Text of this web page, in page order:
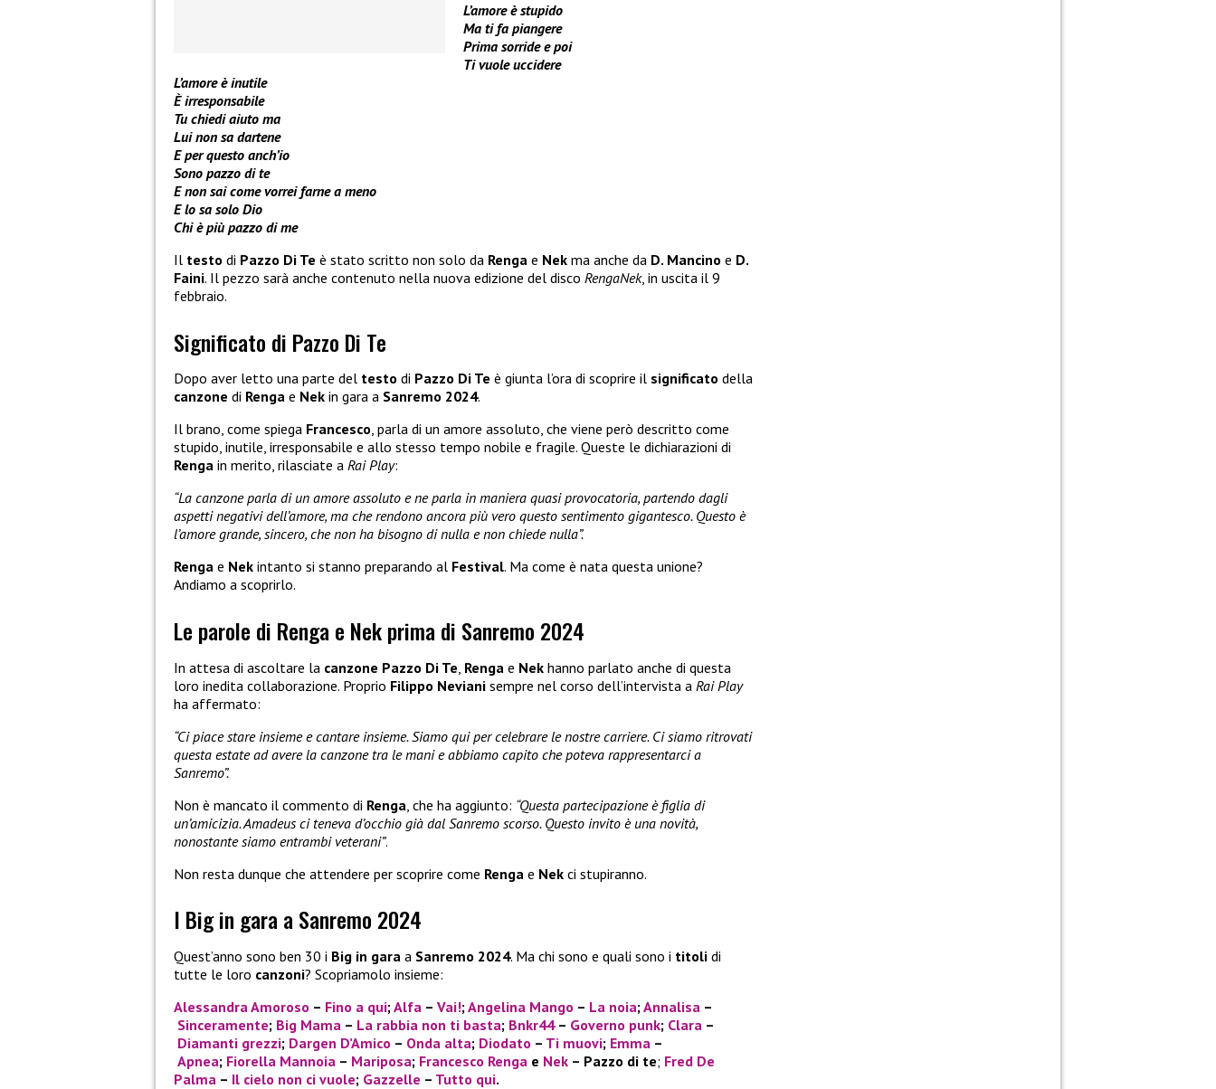
L’amore è stupido
Ma ti fa piangere
Prima sorride e poi
Ti vuole uccidere
L’amore è inutile
È irresponsabile
Tu chiedi aiuto ma
Lui non sa dartene
E per questo anch’io
Sono pazzo di te
E non sai come vorrei farne a meno
E lo sa solo Dio
Chi è più pazzo di me
Il testo di Pazzo Di Te è stato scritto non solo da Renga e Nek ma anche da D. Mancino e D.
Faini. Il pezzo sarà anche contenuto nella nuova edizione del disco RengaNek, in uscita il 9
febbraio.
Significato di Pazzo Di Te
Dopo aver letto una parte del testo di Pazzo Di Te è giunta l’ora di scoprire il significato della
canzone di Renga e Nek in gara a Sanremo 2024.
Il brano, come spiega Francesco, parla di un amore assoluto, che viene però descritto come
stupido, inutile, irresponsabile e allo stesso tempo nobile e fragile. Queste le dichiarazioni di
Renga in merito, rilasciate a Rai Play:
“La canzone parla di un amore assoluto e ne parla in maniera quasi provocatoria, partendo dagli
aspetti negativi dell’amore, ma che rendono ancora più vero questo sentimento gigantesco. Questo è
l’amore grande, sincero, che non ha bisogno di nulla e non chiede nulla”.
Renga e Nek intanto si stanno preparando al Festival. Ma come è nata questa unione?
Andiamo a scoprirlo.
Le parole di Renga e Nek prima di Sanremo 2024
In attesa di ascoltare la canzone Pazzo Di Te Renga e Nek hanno parlato anche di questa
loro inedita collaborazione. Proprio Filippo Neviani sempre nel corso dell’intervista a Rai Play
ha affermato:
“Ci piace stare insieme e cantare insieme. Siamo qui per celebrare le nostre carriere. Ci siamo ritrovati
questa estate ad avere la canzone tra le mani e abbiamo capito che poteva rappresentarci a
Sanremo”.
Non è mancato il commento di Renga , che ha aggiunto: “Questa partecipazione è figlia di
un’amicizia. Amadeus ci teneva d’occhio già dal Sanremo scorso. Questo invito è una novità,
nonostante siamo entrambi veterani”.
Non resta dunque che attendere per scoprire come Renga e Nek ci stupiranno.
I Big in gara a Sanremo 2024
Quest’anno sono ben 30 i Big in gara a Sanremo 2024. Ma chi sono e quali sono i titoli di
tutte le loro canzoni? Scopriamolo insieme:
Alessandra Amoroso – Fino a qui; Alfa – Vai!; Angelina Mango – La noia; Annalisa –
Sinceramente; Big Mama – La rabbia non ti basta; Bnkr44– Governo punk; Clara –
Diamanti grezzi; Dargen D’Amico – Onda alta; Diodato – Ti muovi; Emma –
Apnea; Fiorella Mannoia – Mariposa; Francesco Renga e Nek – Pazzo di te; Fred De
Palma – Il cielo non ci vuole; Gazzelle – Tutto qui.